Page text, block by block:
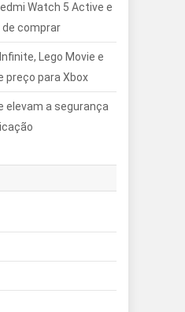
Watch 5 Active e
de comprar
Lego Movie e
preço para Xbox
elevam a segurança